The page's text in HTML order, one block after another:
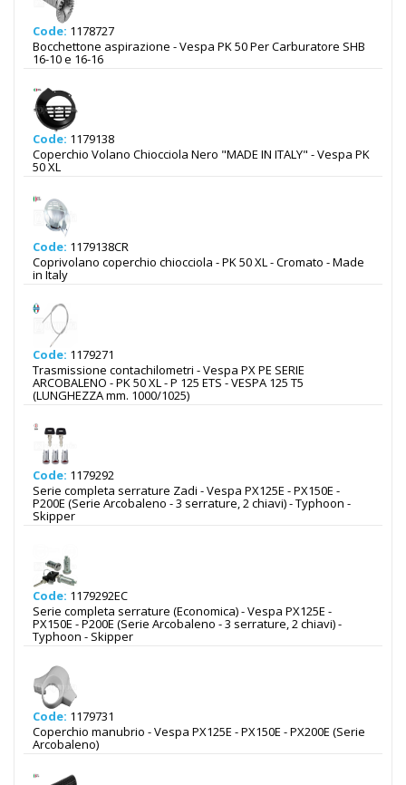
Code: 1178727
Bocchettone aspirazione - Vespa PK 50 Per Carburatore SHB
16-10 e 16-16
Code: 1179138
Coperchio Volano Chiocciola Nero "MADE IN ITALY" - Vespa PK
50 XL
Code: 1179138CR
Coprivolano coperchio chiocciola - PK 50 XL - Cromato - Made
in Italy
Code: 1179271
Trasmissione contachilometri - Vespa PX PE SERIE
ARCOBALENO - PK 50 XL - P 125 ETS - VESPA 125 T5
(LUNGHEZZA mm. 1000/1025)
Code: 1179292
Serie completa serrature Zadi - Vespa PX125E - PX150E -
P200E (Serie Arcobaleno - 3 serrature, 2 chiavi) - Typhoon -
Skipper
Code: 1179292EC
Serie completa serrature (Economica) - Vespa PX125E -
PX150E - P200E (Serie Arcobaleno - 3 serrature, 2 chiavi) -
Typhoon - Skipper
Code: 1179731
Coperchio manubrio - Vespa PX125E - PX150E - PX200E (Serie
Arcobaleno)